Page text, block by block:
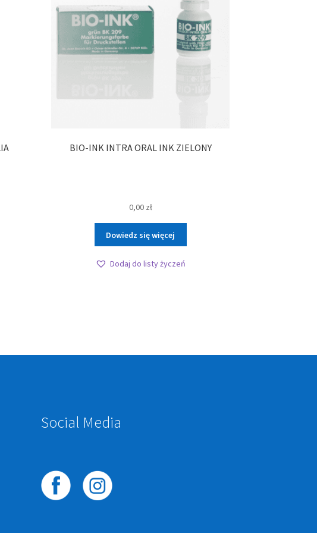
BIO-INK INTRA ORAL INK ZIELONY
0,00 zł
Dowiedz się więcej
Dodaj do listy życzeń
Social Media